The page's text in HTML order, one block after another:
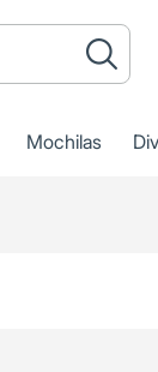
Mochilas